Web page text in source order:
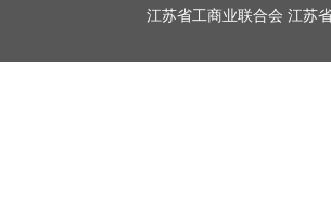
江苏省工商业联合会 江苏